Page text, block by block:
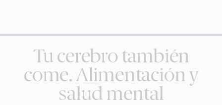
Tu cerebro también
come. Alimentación y
salud mental